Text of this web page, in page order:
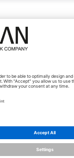
Sie sich an, um
AG ALLPLAN ist Teil